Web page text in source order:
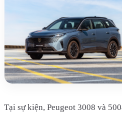
Tại sự kiện, Peugeot 3008 và